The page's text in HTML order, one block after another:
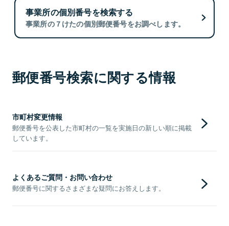
事業所の個別番号を検索する
事業所の７けたの個別郵便番号をお調べします。
郵便番号検索に関する情報
市町村変更情報
郵便番号を公表した市町村の一覧を実施日の新しい順に掲載
しています。
よくあるご質問・お問い合わせ
郵便番号に関するさまざまな疑問にお答えします。